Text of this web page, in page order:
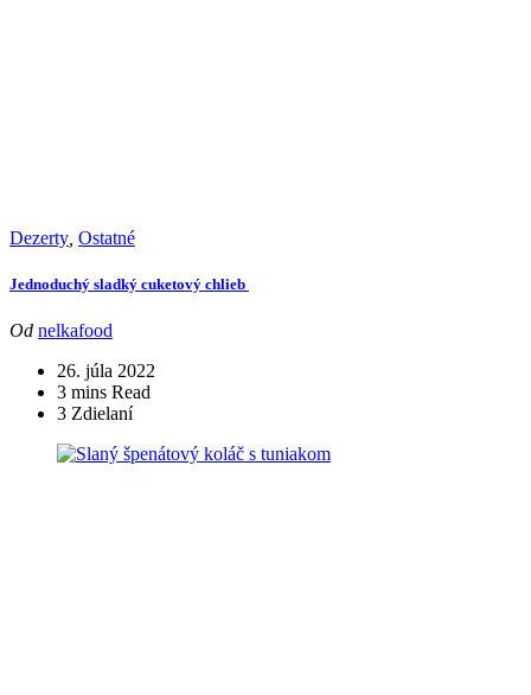
Dezerty Ostatné
Jednoduchý sladký cuketový chlieb
Od nelkafood
26. júla 2022
3 mins Read
3 Zdielaní